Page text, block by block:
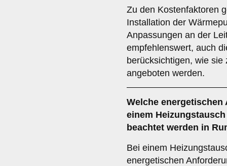
Zu den Kostenfaktoren
Installation der
Anpassungen an der
empfehlenswert, auch
berücksichtigen, wie
angeboten werden.
Welche energetischen
einem
beachtet werden in
Bei einem
energetischen